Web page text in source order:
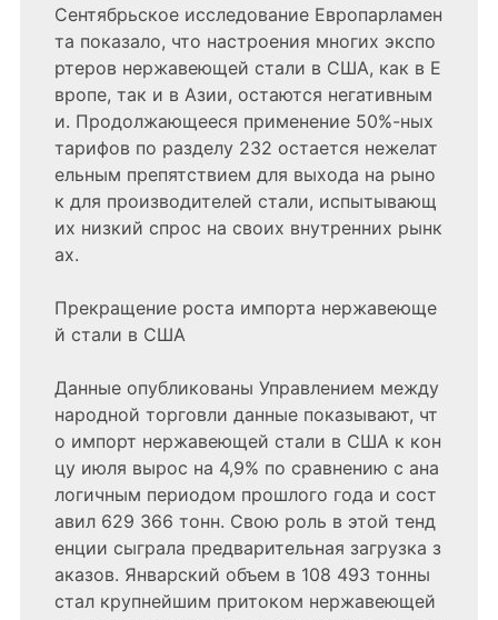
Сентябрьское исследование Европарламен
та показало, что настроения многих экспо
ртеров нержавеющей стали в США, как в Е
вропе, так и в Азии, остаются негативным
и. Продолжающееся применение 50%-ных
тарифов по разделу 232 остается нежелат
ельным препятствием для выхода на рыно
к для производителей стали, испытывающ
их низкий спрос на своих внутренних рынк
ах.
Прекращение роста импорта нержавеюще
й стали в США
Данные опубликованы Управлением между
народной торговли данные показывают, чт
о импорт нержавеющей стали в США к кон
цу июля вырос на 4,9% по сравнению с ана
логичным периодом прошлого года и сост
авил 629 366 тонн. Свою роль в этой тенд
енции сыграла предварительная загрузка з
аказов. Январский объем в 108 493 тонны
стал крупнейшим притоком нержавеющей